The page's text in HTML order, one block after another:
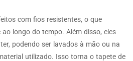
com fios resistentes, o que
longo do tempo. Além disso, eles
podendo ser lavados à mão ou na
utilizado. Isso torna o tapete de